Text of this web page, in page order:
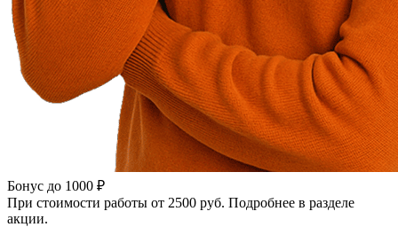
Бонус до 1000 ₽
При стоимости работы от 2500 руб. Подробнее в разделе
акции.